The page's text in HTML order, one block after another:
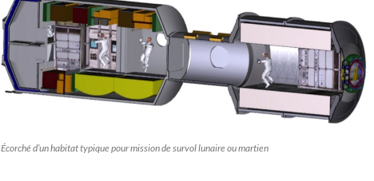
Écorché d’un habitat typique pour mission de survol lunaire ou martien